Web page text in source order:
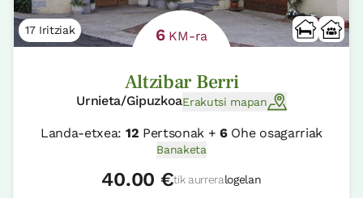
17 Iritziak 6KM-ra
Altzibar Berri
Urnieta/GipuzkoaErakutsi mapan
Landa-etxea: 12 Pertsonak +6Ohe osagarriak
Banaketa
40.00 €tik aurreralogelan